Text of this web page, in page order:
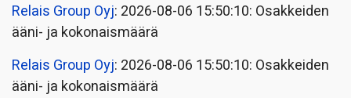
Relais Group Oyj: 2026-08-06 15:50:10: Osakkeiden
ääni- ja kokonaismäärä
Relais Group Oyj: 2026-08-06 15:50:10: Osakkeiden
ääni- ja kokonaismäärä